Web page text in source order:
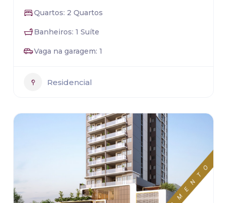
Quartos: 2 Quartos
Banheiros: 1 Suíte
Vaga na garagem: 1
Residencial